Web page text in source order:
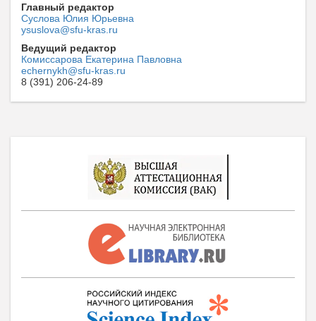
Главный редактор
Суслова Юлия Юрьевна
ysuslova@sfu-kras.ru
Ведущий редактор
Комиссарова Екатерина Павловна
echernykh@sfu-kras.ru
8 (391) 206-24-89